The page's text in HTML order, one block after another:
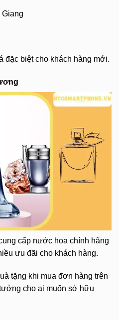
Giang
đặc biệt cho khách hàng mới.
cấp nước hoa chính hãng
ưu đãi cho khách hàng.
tặng khi mua đơn hàng trên
cho ai muốn sở hữu